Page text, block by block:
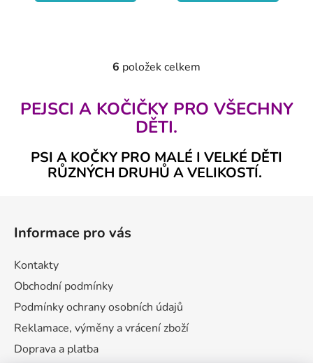
O
l
á
d
a
c
í
p
s
6 položek celkem
PEJSCI A KOČIČKY PRO VŠECHNY
DĚTI.
PSI A KOČKY PRO MALÉ I VELKÉ DĚTI
RŮZNÝCH DRUHŮ A VELIKOSTÍ.
Informace pro vás
Kontakty
Obchodní podmínky
Podmínky ochrany osobních údajů
Reklamace, výměny a vrácení zboží
Doprava a platba